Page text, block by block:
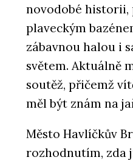
novodobé historii,
plaveckým
zábavnou halou i
světem. Aktuálně
soutěž, přičemž
měl být znám na
Město Havlíčkův
rozhodnutím, zda